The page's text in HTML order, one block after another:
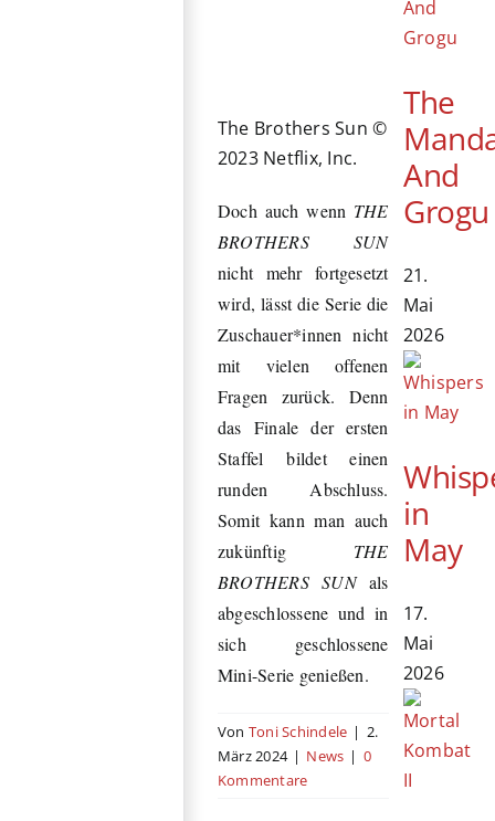
The Brothers Sun ©
2023 Netflix, Inc.
Doch auch wenn THE
BROTHERS SUN
nicht mehr fortgesetzt
wird, lässt die Serie die
Zuschauer*innen nicht
mit vielen offenen
Fragen zurück. Denn
das Finale der ersten
Staffel bildet einen
runden Abschluss.
Somit kann man auch
zukünftig THE
BROTHERS SUNals
abgeschlossene und in
sich geschlossene
Mini-Serie genießen.
Von Toni Schindele | 2.
März 2024 | News | 0
Kommentare
The
And
Grogu
21.
Mai
2026
in
May
17.
Mai
2026